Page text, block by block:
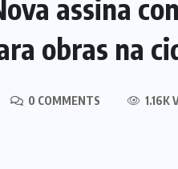
assina
obras na
0 COMMENTS 1.16K